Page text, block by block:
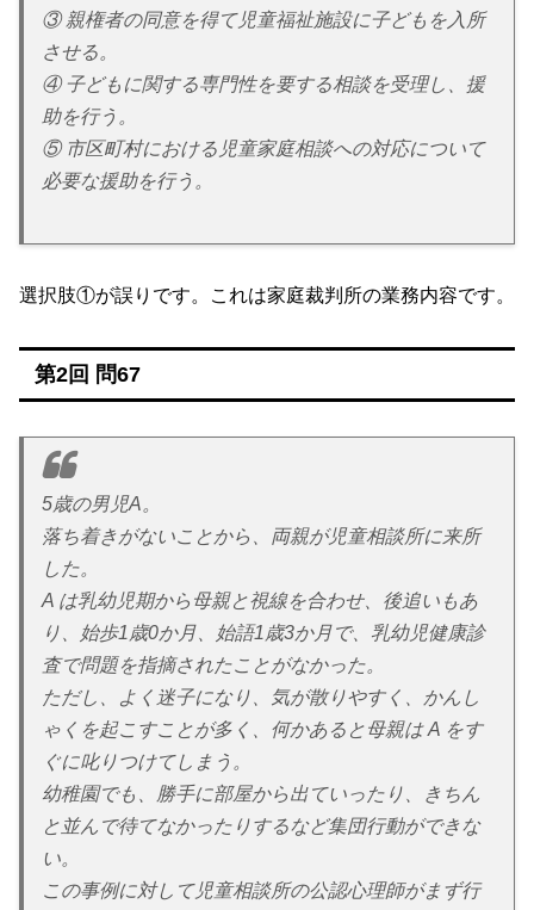
③ 親権者の同意を得て児童福祉施設に子どもを入所
させる。
④ 子どもに関する専門性を要する相談を受理し、援
助を行う。
⑤ 市区町村における児童家庭相談への対応について
必要な援助を行う。
選択肢①が誤りです。これは家庭裁判所の業務内容です。
第2回 問67
5歳の男児A。
落ち着きがないことから、両親が児童相談所に来所
した。
A は乳幼児期から母親と視線を合わせ、後追いもあ
り、始歩1歳0か月、始語1歳3か月で、乳幼児健康診
査で問題を指摘されたことがなかった。
ただし、よく迷子になり、気が散りやすく、かんし
ゃくを起こすことが多く、何かあると母親は A をす
ぐに叱りつけてしまう。
幼稚園でも、勝手に部屋から出ていったり、きちん
と並んで待てなかったりするなど集団行動ができな
い。
この事例に対して児童相談所の公認心理師がまず行